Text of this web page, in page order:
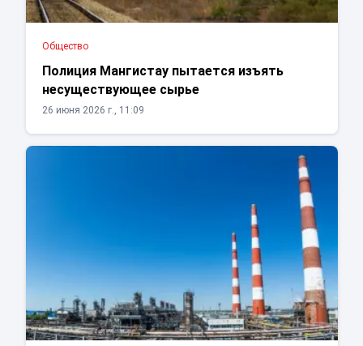
Общество
Полиция Мангистау пытается изъять
несуществующее сырье
26 июня 2026 г., 11:09